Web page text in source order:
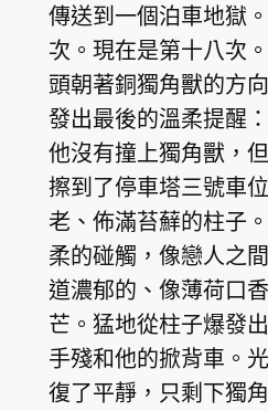
傳送到一個泊車地獄
次。現在是第十八次
頭朝著銅獨角獸的方
發出最後的溫柔提醒
他沒有撞上獨角獸，
擦到了停車塔三號車
老、佈滿苔蘚的柱子
柔的碰觸，像戀人之
道濃郁的、像薄荷口
芒。猛地從柱子爆發
手殘和他的掀背車。
復了平靜，只剩下獨